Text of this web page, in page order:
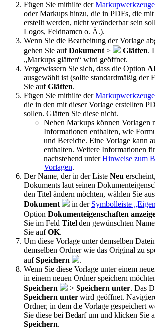
Fügen Sie mithilfe derMarkupwerkzeuge
oder Markups hinzu, die in PDFs, die mit
erstellt werden, nicht veränderbar sein
Logos, Feldnamen o. Ä.).
Wenn Sie die Bearbeitung der Vorlage
gehen Sie aufDokument> Glätten.
„Markups glätten“ wird geöffnet.
Vergewissern Sie sich, dass die Option
ausgewählt ist (sollte standardmäßig der
Sie aufGlätten.
Fügen Sie mithilfe derMarkupwerkzeuge
die in den mit dieser Vorlage erstellten
sollen. Glätten Sie diese nicht.
Neben Markups können Vorlagen
Informationen enthalten, wie
und Bereiche. Eine Vorlage kann
enthalten. Weitere Informationen
nachstehend unterHinweise zum
Vorlagen.
Der Name, der in der Liste Neu
Dokuments laut seinen
den Titel ändern möchten, wählen Sie
Dokument
in der Symbolleiste
Option Dokumenteigenschaften
Sie im Feld Titel den gewünschten
Sie aufOK.
Um diese Vorlage unter demselben
demselben Ordner wie das Original zu
aufSpeichern
.
Wenn Sie diese Vorlage unter einem
in einem neuen Ordner speichern
Speichern
> Speichern unter. Das
Speichern unter wird geöffnet.
Ordner, in dem die Vorlage gespeichert
Sie diese bei Bedarf um und klicken Sie
Speichern.